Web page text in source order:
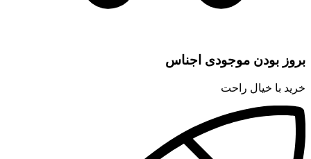
بروز بودن موجودی اجناس
خرید با خیال راحت